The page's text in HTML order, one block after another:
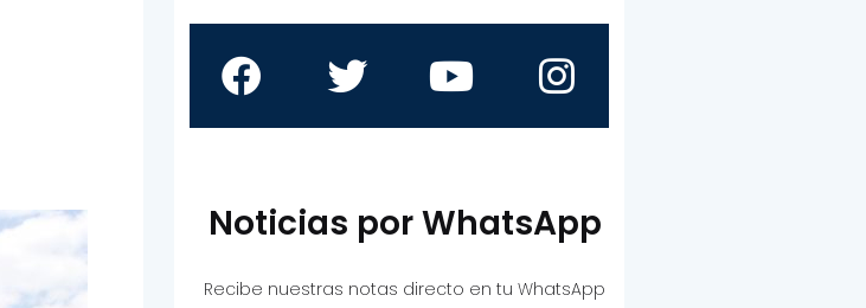
Noticias por WhatsApp
Recibe nuestras notas directo en tu WhatsApp